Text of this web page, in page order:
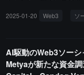
示しています。OKX
た、Telegram Growth
ェクトの迅速な成長を
ドは UXLINK PayFi エコ
み、暗号資産の普及と実
K Social Growth Layer
2025-01-20 Web3 ソ
AI駆動のWeb3ソー
Metyaが新たな資金